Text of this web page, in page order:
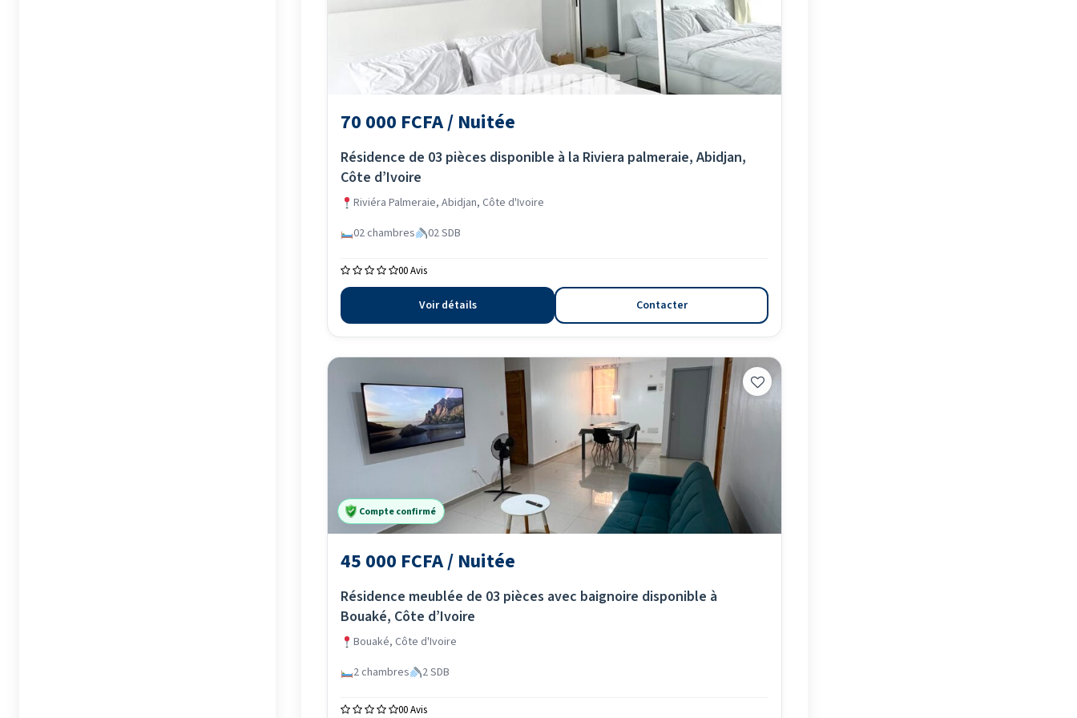
70 000 FCFA / Nuitée
Résidence de 03 pièces disponible à la Riviera palmeraie, Abidjan,
Côte d’Ivoire
Riviéra Palmeraie, Abidjan, Côte d'Ivoire
02 chambres
02 SDB
00 Avis
Voir détails Contacter
Compte confirmé
45 000 FCFA / Nuitée
Résidence meublée de 03 pièces avec baignoire disponible à
Bouaké, Côte d’Ivoire
Bouaké, Côte d'Ivoire
2 chambres
2 SDB
00 Avis